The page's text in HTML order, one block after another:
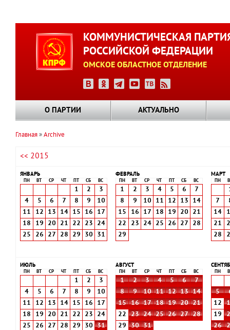
КОММУНИСТИЧЕСКАЯ
РОССИЙСКОЙ ФЕДЕРАЦИИ
ОМСКОЕ ОБЛАСТНОЕ ОТДЕЛЕНИЕ
О ПАРТИИ АКТУАЛЬНО
навигации
Главная Archive
<< 2015
ЯНВАРЬ
ПН ВТ СР ЧТ СБ ВС
1 2
3
4
5 6 7 8 9
10
11
12 13 14 15 16
17
18
19 20 21 22 23
24
25
26 27 28 29 30 31
ФЕВРАЛЬ
ПН ВТ СР ЧТ СБ ВС
1 2 3 4 5 6
7
8
9 10 11 12 13
14
15
16 17 18 19 20
21
22
23 24 25 26 27
28
29
МАРТ
ПН
7
14
21
28
ИЮЛЬ
ПН ВТ СР ЧТ СБ ВС
1 2
3
4
5 6 7 8 9
10
11
12 13 14 15 16
17
18
19 20 21 22 23
24
25
26 27 28 29 30 31
АВГУСТ
ПН ВТ СР ЧТ СБ ВС
1 2 3 4 5 6
7
8
9 10 11 12 13
14
15
16 17 18 19 20
21
22
23 24 25 26 27
28
29
30 31
ПН
5
12
19
26